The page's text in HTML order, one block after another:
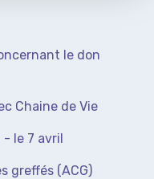
le don
Chaine de Vie
le 7 avril
greffés (ACG)